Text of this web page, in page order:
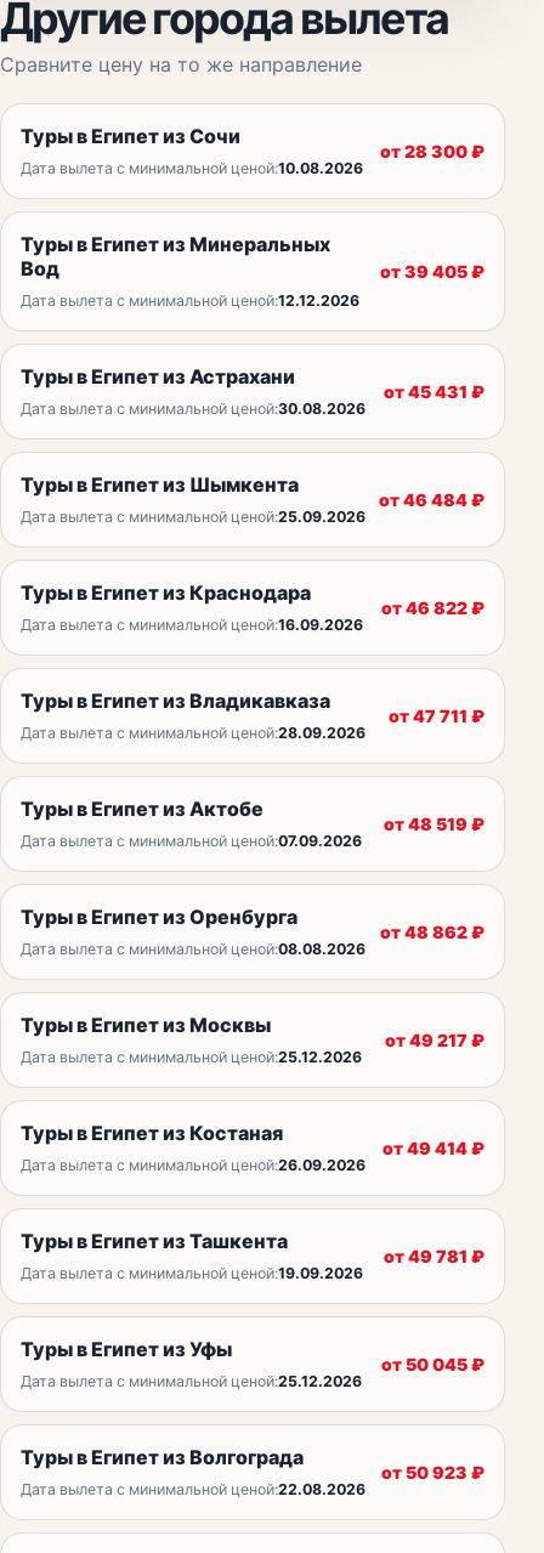
Другие города вылета
Сравните цену на то же направление
Туры в Египет из Сочи
Дата вылета с минимальной ценой:10.08.2026
от28 300₽
Туры в Египет из Минеральных
Вод
Дата вылета с минимальной ценой:12.12.2026
от39 405₽
Туры в Египет из Астрахани
Дата вылета с минимальной ценой:30.08.2026
от45 431 ₽
Туры в Египет из Шымкента
Дата вылета с минимальной ценой:25.09.2026
от46 484₽
Туры в Египет из Краснодара
Дата вылета с минимальной ценой:16.09.2026
от46 822₽
Туры в Египет из Владикавказа
Дата вылета с минимальной ценой:28.09.2026
от47 711 ₽
Туры в Египет из Актобе
Дата вылета с минимальной ценой:07.09.2026
от48 519 ₽
Туры в Египет из Оренбурга
Дата вылета с минимальной ценой:08.08.2026
от48 862₽
Туры в Египет из Москвы
Дата вылета с минимальной ценой:25.12.2026
от49 217 ₽
Туры в Египет из Костаная
Дата вылета с минимальной ценой:26.09.2026
от49 414₽
Туры в Египет из Ташкента
Дата вылета с минимальной ценой:19.09.2026
от49 781 ₽
Туры в Египет из Уфы
Дата вылета с минимальной ценой:25.12.2026
от50 045₽
Туры в Египет из Волгограда
Дата вылета с минимальной ценой:22.08.2026
от50 923 ₽